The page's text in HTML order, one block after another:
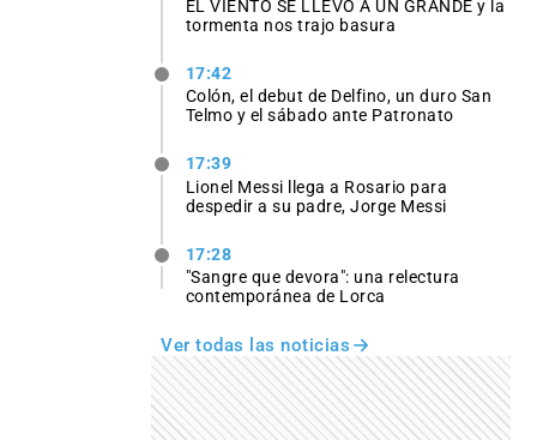
EL VIENTO SE LLEVÓ A UN GRANDE y la
tormenta nos trajo basura
17:42
Colón, el debut de Delfino, un duro San
Telmo y el sábado ante Patronato
17:39
Lionel Messi llega a Rosario para
despedir a su padre, Jorge Messi
17:28
"Sangre que devora": una relectura
contemporánea de Lorca
Ver todas las noticias